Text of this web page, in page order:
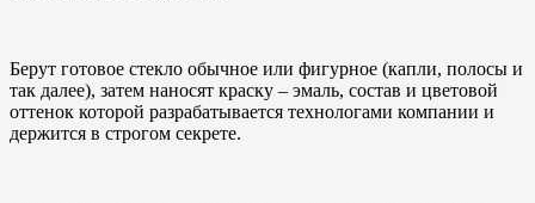
Берут готовое стекло обычное или фигурное (капли, полосы и
так далее), затем наносят краску – эмаль, состав и цветовой
оттенок которой разрабатывается технологами компании и
держится в строгом секрете.